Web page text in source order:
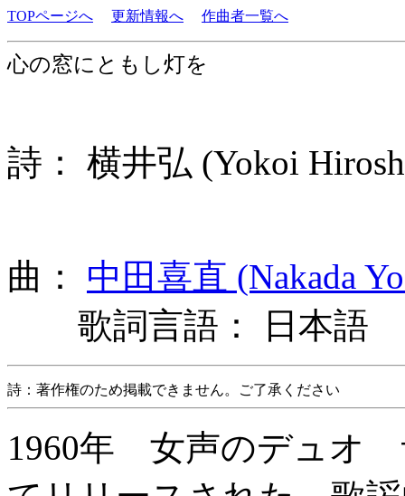
TOPページへ 更新情報へ 作曲者一覧へ
心の窓にともし灯を
詩： 横井弘 (Yokoi
曲： 中田喜直 (Nakada
歌詞言語： 日本語
詩：著作権のため掲載できません。ご了承ください
1960年 女声のデュオ